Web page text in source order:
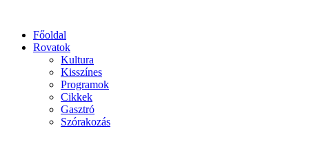
Főoldal
Rovatok
Kultura
Kisszínes
Programok
Cikkek
Gasztró
Szórakozás